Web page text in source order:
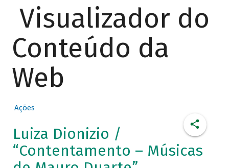
Visualizador do
Conteúdo da
Web
Ações
Luiza Dionizio /
“Contentamento – Músicas